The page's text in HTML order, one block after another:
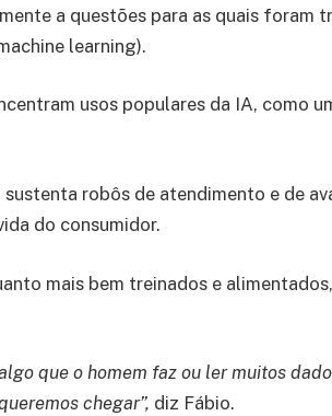
a questões para as quais foram
learning).
usos populares da IA, como
robôs de atendimento e de
do consumidor.
mais bem treinados e
que o homem faz ou ler muitos
chegar”, diz Fábio.